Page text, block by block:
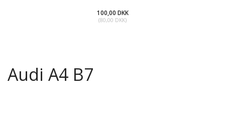
100,00 DKK
(80,00 DKK)
Audi A4 B7